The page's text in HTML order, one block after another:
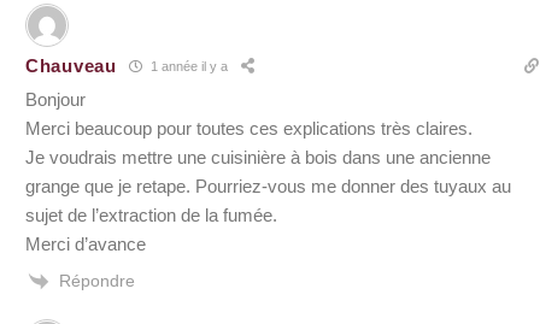
Chauveau 1 année il y a
Bonjour
Merci beaucoup pour toutes ces explications très claires.
Je voudrais mettre une cuisinière à bois dans une ancienne
grange que je retape. Pourriez-vous me donner des tuyaux au
sujet de l’extraction de la fumée.
Merci d’avance
Répondre